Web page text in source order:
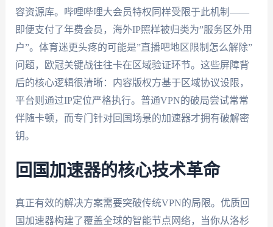
容资源库。哔哩哔哩大会员特权同样受限于此机制——
即便支付了年费会员，海外IP照样被归类为”服务区外用
户”。体育迷更头疼的可能是”直播吧地区限制怎么解除”
问题，欧冠关键战往往卡在区域验证环节。这些屏障背
后的核心逻辑很清晰：内容版权方基于区域协议设限，
平台则通过IP定位严格执行。普通VPN的破局尝试常常
伴随卡顿，而专门针对回国场景的加速器才拥有破解密
钥。
回国加速器的核心技术革命
真正有效的解决方案需要突破传统VPN的局限。优质回
国加速器构建了覆盖全球的智能节点网络，当你从洛杉